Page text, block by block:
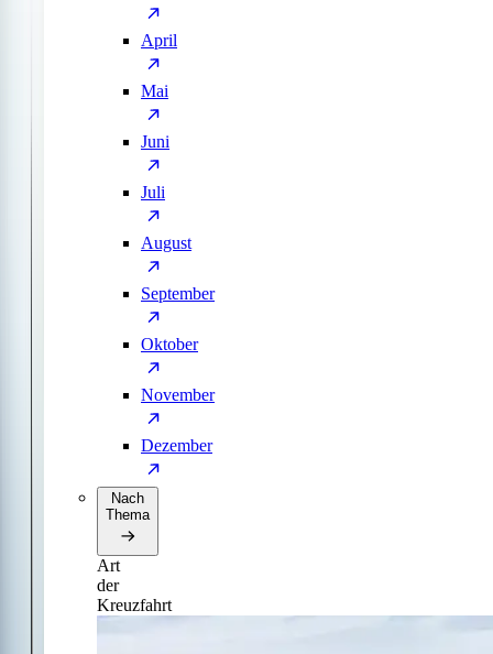
April
Mai
Juni
Juli
August
September
Oktober
November
Dezember
Nach
Thema
Art
der
Kreuzfahrt